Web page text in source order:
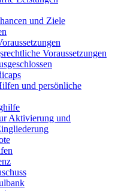
und Ziele
Voraussetzungen
und persönliche
Aktivierung und